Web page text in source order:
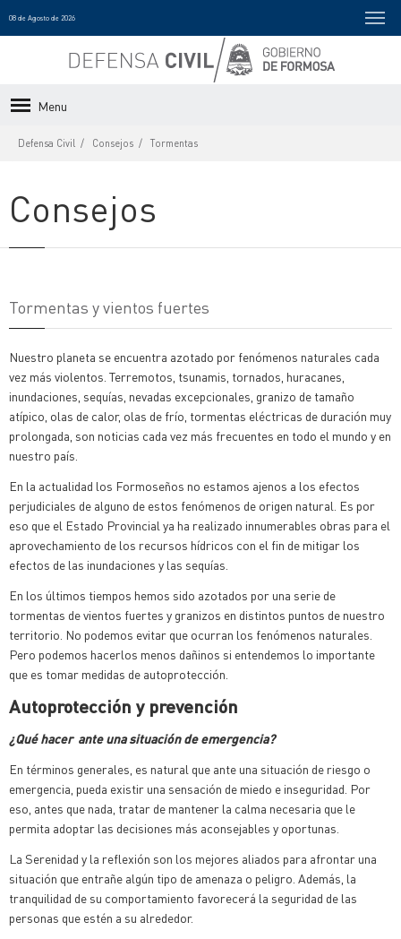
08 de Agosto de 2026
Menu
Defensa Civil Consejos Tormentas
Consejos
Tormentas y vientos fuertes
Nuestro planeta se encuentra azotado por fenómenos naturales cada
vez más violentos. Terremotos, tsunamis, tornados, huracanes,
inundaciones, sequías, nevadas excepcionales, granizo de tamaño
atípico, olas de calor, olas de frío, tormentas eléctricas de duración muy
prolongada, son noticias cada vez más frecuentes en todo el mundo y en
nuestro país.
En la actualidad los Formoseños no estamos ajenos a los efectos
perjudiciales de alguno de estos fenómenos de origen natural. Es por
eso que el Estado Provincial ya ha realizado innumerables obras para el
aprovechamiento de los recursos hídricos con el fin de mitigar los
efectos de las inundaciones y las sequías.
En los últimos tiempos hemos sido azotados por una serie de
tormentas de vientos fuertes y granizos en distintos puntos de nuestro
territorio. No podemos evitar que ocurran los fenómenos naturales.
Pero podemos hacerlos menos dañinos si entendemos lo importante
que es tomar medidas de autoprotección.
Autoprotección y prevención
¿Qué hacer ante una situación de emergencia?
En términos generales, es natural que ante una situación de riesgo o
emergencia, pueda existir una sensación de miedo e inseguridad. Por
eso, antes que nada, tratar de mantener la calma necesaria que le
permita adoptar las decisiones más aconsejables y oportunas.
La Serenidad y la reflexión son los mejores aliados para afrontar una
situación que entrañe algún tipo de amenaza o peligro. Además, la
tranquilidad de su comportamiento favorecerá la seguridad de las
personas que estén a su alrededor.